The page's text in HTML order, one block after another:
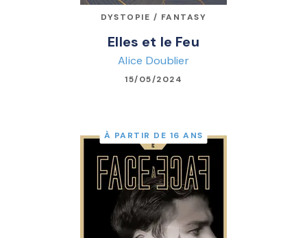
DYSTOPIE / FANTASY
Elles et le Feu
Alice Doublier
15/05/2024
À PARTIR DE 16 ANS